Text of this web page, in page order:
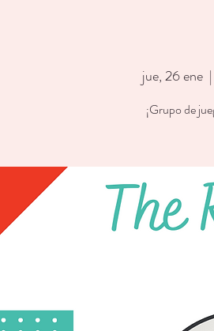
jue, 26 ene
  |
¡Grupo de